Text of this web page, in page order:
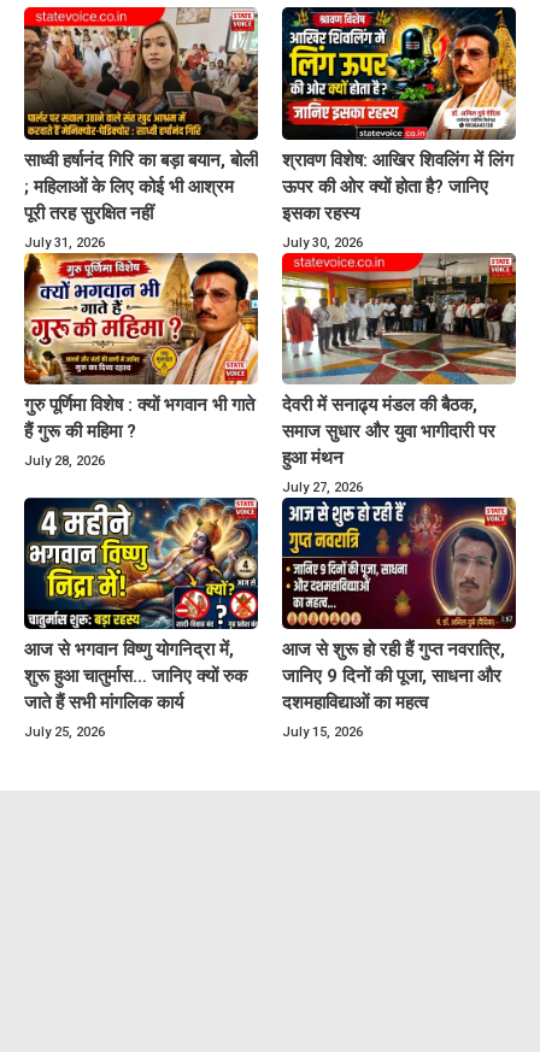
साध्वी हर्षानंद गिरि का बड़ा बयान, बोलीं
; महिलाओं के लिए कोई भी आश्रम
पूरी तरह सुरक्षित नहीं
July 31, 2026
श्रावण विशेष: आखिर शिवलिंग में लिंग
ऊपर की ओर क्यों होता है? जानिए
इसका रहस्य
July 30, 2026
गुरु पूर्णिमा विशेष : क्यों भगवान भी गाते
हैं गुरू की महिमा ?
July 28, 2026
देवरी में सनाढ्य मंडल की बैठक,
समाज सुधार और युवा भागीदारी पर
हुआ मंथन
July 27, 2026
आज से भगवान विष्णु योगनिद्रा में,
शुरू हुआ चातुर्मास… जानिए क्यों रुक
जाते हैं सभी मांगलिक कार्य
July 25, 2026
आज से शुरू हो रही हैं गुप्त नवरात्रि,
जानिए 9 दिनों की पूजा, साधना और
दशमहाविद्याओं का महत्व
July 15, 2026